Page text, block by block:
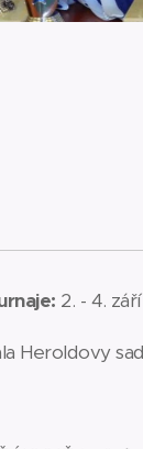
2. - 4.
Heroldovy